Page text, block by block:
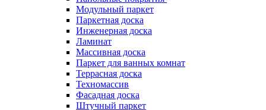
Модульный паркет
Паркетная доска
Инженерная доска
Ламинат
Массивная доска
Паркет для ванных комнат
Террасная доска
Техномассив
Фасадная доска
Штучный паркет